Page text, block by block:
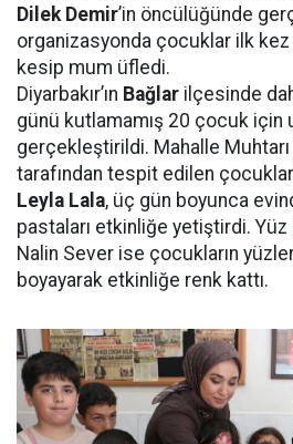
Dilek Demir’in öncülüğünde
organizasyonda çocuklar ilk kez
kesip mum üfledi.
Diyarbakır’ın Bağlar ilçesinde
günü kutlamamış 20 çocuk
gerçekleştirildi. Mahalle
tarafından tespit edilen
Leyla Lala, üç gün boyunca
pastaları etkinliğe yetiştirdi. Yüz
Nalin Sever ise çocukların
boyayarak etkinliğe renk kattı.